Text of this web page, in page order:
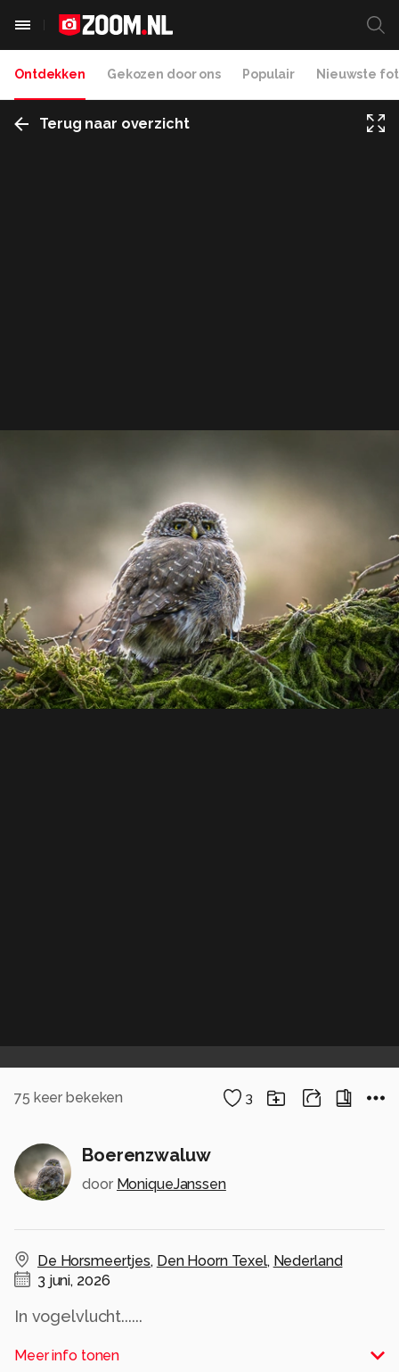
Ontdekken Gekozen door ons Populair Nieuwste
Terug naar overzicht
75 keer bekeken 3
Boerenzwaluw
door MoniqueJanssen
De Horsmeertjes, Den Hoorn Texel, Nederland
3 juni, 2026
In vogelvlucht......
Alle rechten voorbehouden
Meer info tonen